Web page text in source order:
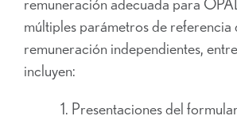
múltiples parámetros de referencia
remuneración independientes,
incluyen:
Presentaciones del